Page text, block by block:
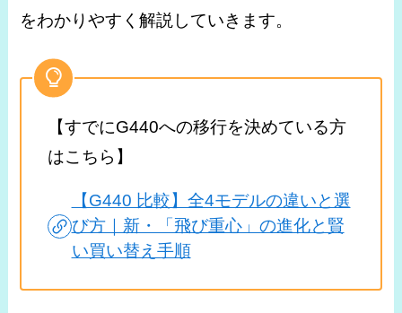
をわかりやすく解説していきます。
【すでにG440への移行を決めている方
はこちら】
【G440 比較】全4モデルの違いと選
び方｜新・「飛び重心」の進化と賢
い買い替え手順